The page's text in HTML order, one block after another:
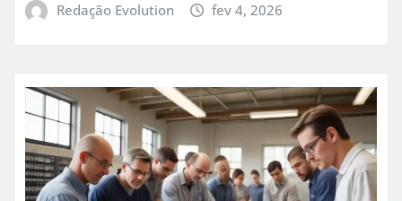
Redação Evolution fev 4, 2026